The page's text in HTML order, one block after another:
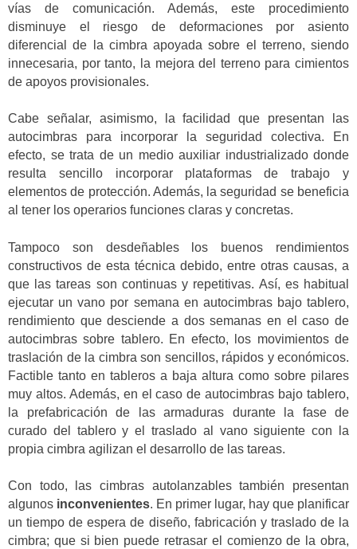
vías de comunicación. Además, este procedimiento
disminuye el riesgo de deformaciones por asiento
diferencial de la cimbra apoyada sobre el terreno, siendo
innecesaria, por tanto, la mejora del terreno para cimientos
de apoyos provisionales.
Cabe señalar, asimismo, la facilidad que presentan las
autocimbras para incorporar la seguridad colectiva. En
efecto, se trata de un medio auxiliar industrializado donde
resulta sencillo incorporar plataformas de trabajo y
elementos de protección. Además, la seguridad se beneficia
al tener los operarios funciones claras y concretas.
Tampoco son desdeñables los buenos rendimientos
constructivos de esta técnica debido, entre otras causas, a
que las tareas son continuas y repetitivas. Así, es habitual
ejecutar un vano por semana en autocimbras bajo tablero,
rendimiento que desciende a dos semanas en el caso de
autocimbras sobre tablero. En efecto, los movimientos de
traslación de la cimbra son sencillos, rápidos y económicos.
Factible tanto en tableros a baja altura como sobre pilares
muy altos. Además, en el caso de autocimbras bajo tablero,
la prefabricación de las armaduras durante la fase de
curado del tablero y el traslado al vano siguiente con la
propia cimbra agilizan el desarrollo de las tareas.
Con todo, las cimbras autolanzables también presentan
algunos inconvenientes. En primer lugar, hay que planificar
un tiempo de espera de diseño, fabricación y traslado de la
cimbra; que si bien puede retrasar el comienzo de la obra,